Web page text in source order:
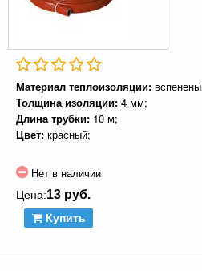
Материал теплоизоляции:
Толщина изоляции: 4 мм;
Длина трубки: 10 м;
Цвет: красный;
Нет в наличии
Цена:13 руб.
Купить